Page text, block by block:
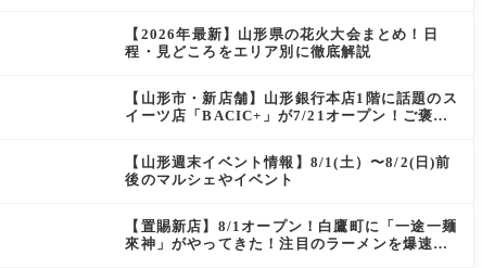
【2026年最新】山形県の花火大会まとめ！日
程・見どころをエリア別に徹底解説
【山形市・新店舗】山形銀行本店1階に話題のス
イーツ店「BACIC+」が7/21オープン！ご褒美
【山形週末イベント情報】8/1(土）〜8/2(日)前
後のマルシェやイベント
【置賜新店】8/1オープン！白鷹町に「一途一麺
來神」がやってきた！注目のラーメンを爆速実